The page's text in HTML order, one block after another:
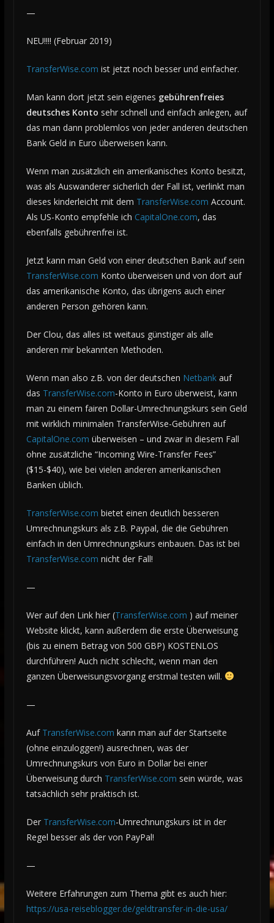
—
NEU!!!! (Februar 2019)
TransferWise.com ist jetzt noch besser und einfacher.
Man kann dort jetzt sein eigenes gebührenfreies
deutsches Konto sehr schnell und einfach anlegen, auf
das man dann problemlos von jeder anderen deutschen
Bank Geld in Euro überweisen kann.
Wenn man zusätzlich ein amerikanisches Konto besitzt,
was als Auswanderer sicherlich der Fall ist, verlinkt man
dieses kinderleicht mit dem TransferWise.com Account.
Als US-Konto empfehle ich CapitalOne.com, das
ebenfalls gebührenfrei ist.
Jetzt kann man Geld von einer deutschen Bank auf sein
TransferWise.com Konto überweisen und von dort auf
das amerikanische Konto, das übrigens auch einer
anderen Person gehören kann.
Der Clou, das alles ist weitaus günstiger als alle
anderen mir bekannten Methoden.
Wenn man also z.B. von der deutschen Netbankauf
das TransferWise.com-Konto in Euro überweist, kann
man zu einem fairen Dollar-Umrechnungskurs sein Geld
mit wirklich minimalen TransferWise-Gebühren auf
CapitalOne.com überweisen – und zwar in diesem Fall
ohne zusätzliche “Incoming Wire-Transfer Fees”
($15-$40), wie bei vielen anderen amerikanischen
Banken üblich.
TransferWise.com bietet einen deutlich besseren
Umrechnungskurs als z.B. Paypal, die die Gebühren
einfach in den Umrechnungskurs einbauen. Das ist bei
TransferWise.com nicht der Fall!
—
Wer auf den Link hier (TransferWise.com ) auf meiner
Website klickt, kann außerdem die erste Überweisung
(bis zu einem Betrag von 500 GBP) KOSTENLOS
durchführen! Auch nicht schlecht, wenn man den
ganzen Überweisungsvorgang erstmal testen will.
—
Auf TransferWise.com kann man auf der Startseite
(ohne einzuloggen!) ausrechnen, was der
Umrechnungskurs von Euro in Dollar bei einer
Überweisung durch TransferWise.com sein würde, was
tatsächlich sehr praktisch ist.
Der TransferWise.com-Umrechnungskurs ist in der
Regel besser als der von PayPal!
—
Weitere Erfahrungen zum Thema gibt es auch hier:
https://usa-reiseblogger.de/geldtransfer-in-die-usa/